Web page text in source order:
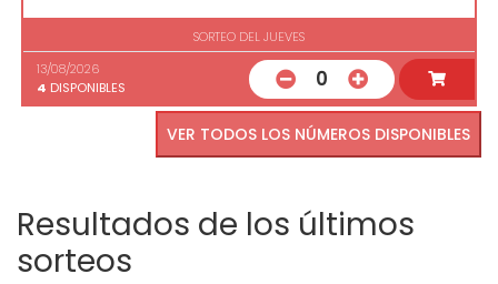
SORTEO DEL JUEVES
13/08/2026
4 DISPONIBLES 0
VER TODOS LOS NÚMEROS DISPONIBLES
Resultados de los últimos
sorteos